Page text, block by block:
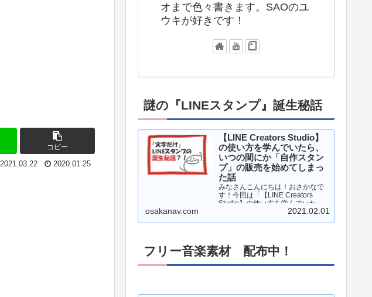
コピー
2021.03.22 2020.01.25
オまで色々書きます。SAOのユ
ウキが好きです！
謎の『LINEスタンプ』誕生秘話
【LINE Creators Studio】
の使い方を学んでいたら、
いつの間にか「自作スタン
プ」の販売を始めてしまっ
た話
みなさんこんにちは！おさかなで
す！今回は「【LINE Creators
Studio】の使い方を学んでいた
ら、いつの間にか「自作スタン
osakanav.com 2021.02.01
フリー音楽素材 配布中！